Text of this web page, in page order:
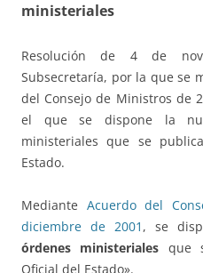
ministeriales
Resolución de 4 de
Subsecretaría, por la que se
del Consejo de Ministros de
el que se dispone la
ministeriales que se
Estado.
Mediante Acuerdo del
diciembre de 2001 , se
órdenes ministeriales que
Oficial del Estado».